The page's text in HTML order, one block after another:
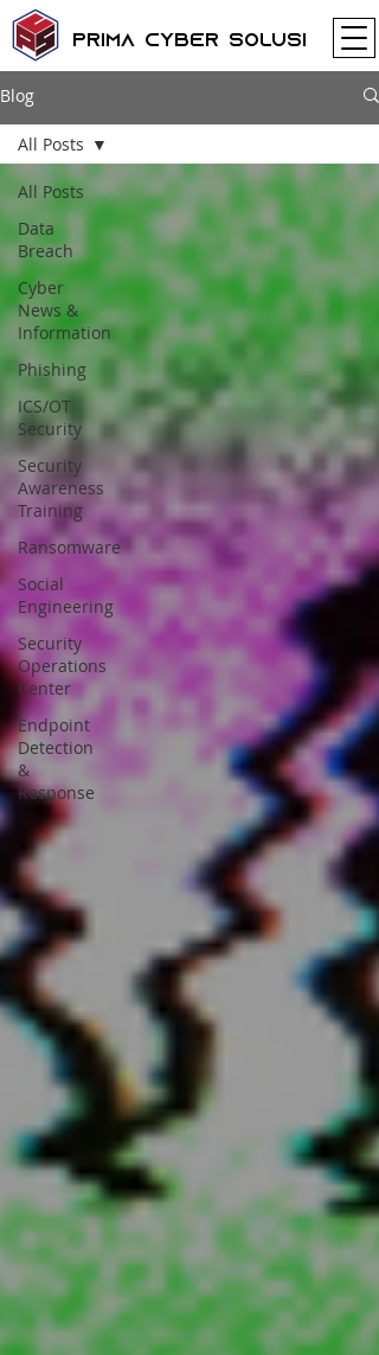
Prima Cyber Solusi
Blog
All Posts
Data
Breach
Cyber
News &
Information
Phishing
ICS/OT
Security
Security
Awareness
Training
Ransomware
Social
Engineering
Security
Operations
Center
Endpoint
Detection
&
Response
All Posts